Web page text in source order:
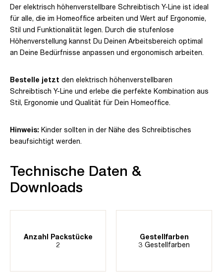
Der elektrisch höhenverstellbare Schreibtisch Y-Line ist ideal
für alle, die im Homeoffice arbeiten und Wert auf Ergonomie,
Stil und Funktionalität legen. Durch die stufenlose
Höhenverstellung kannst Du Deinen Arbeitsbereich optimal
an Deine Bedürfnisse anpassen und ergonomisch arbeiten.
Bestelle jetzt den elektrisch höhenverstellbaren
Schreibtisch Y-Line und erlebe die perfekte Kombination aus
Stil, Ergonomie und Qualität für Dein Homeoffice.
Hinweis: Kinder sollten in der Nähe des Schreibtisches
beaufsichtigt werden.
Technische Daten &
Downloads
Anzahl Packstücke
2
Gestellfarben
3 Gestellfarben